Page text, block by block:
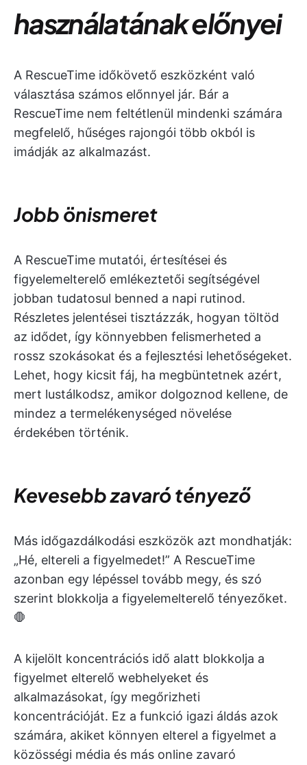
használatának előnyei
A RescueTime időkövető eszközként való
választása számos előnnyel jár. Bár a
RescueTime nem feltétlenül mindenki számára
megfelelő, hűséges rajongói több okból is
imádják az alkalmazást.
Jobb önismeret
A RescueTime mutatói, értesítései és
figyelemelterelő emlékeztetői segítségével
jobban tudatosul benned a napi rutinod.
Részletes jelentései tisztázzák, hogyan töltöd
az idődet, így könnyebben felismerheted a
rossz szokásokat és a fejlesztési lehetőségeket.
Lehet, hogy kicsit fáj, ha megbüntetnek azért,
mert lustálkodsz, amikor dolgoznod kellene, de
mindez a termelékenységed növelése
érdekében történik.
Kevesebb zavaró tényező
Más időgazdálkodási eszközök azt mondhatják:
„Hé, eltereli a figyelmedet!” A RescueTime
azonban egy lépéssel tovább megy, és szó
szerint blokkolja a figyelemelterelő tényezőket.
🛑
A kijelölt koncentrációs idő alatt blokkolja a
figyelmet elterelő webhelyeket és
alkalmazásokat, így megőrizheti
koncentrációját. Ez a funkció igazi áldás azok
számára, akiket könnyen elterel a figyelmet a
közösségi média és más online zavaró